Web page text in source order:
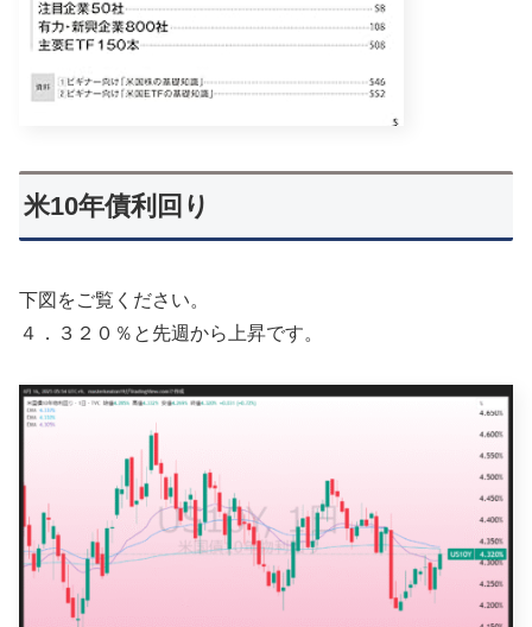
米10年債利回り
下図をご覧ください。
４．３２０％と先週から上昇です。